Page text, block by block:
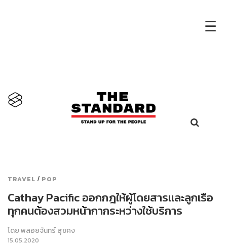
☰
TRAVEL / POP
Cathay Pacific ออกกฎให้ผู้โดยสารและลูกเรือ
ทุกคนต้องสวมหน้ากากระหว่างใช้บริการ
โดยพลอยจันทร์ สุขคง
15.05.2020